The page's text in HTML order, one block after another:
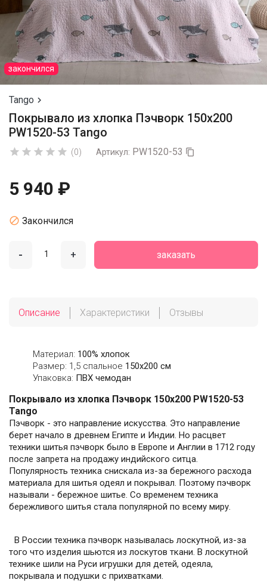
закончился
Tango 
Покрывало из хлопка Пэчворк 150х200
PW1520-53 Tango
     (0) Артикул: PW1520-53 
5 940 ₽
 Закончился
- + заказать
Описание Характеристики Отзывы
Материал: 100% хлопок
Размер: 1,5 спальное 150х200 см
Упаковка: ПВХ чемодан
Покрывало из хлопка Пэчворк 150х200 PW1520-53
Tango
Пэчворк - это направление искусства. Это направление
берет начало в древнем Египте и Индии. Но расцвет
техники шитья пэчворк было в Европе и Англии в 1712 году
после запрета на продажу индийского ситца.
Популярность техника снискала из-за бережного расхода
материала для шитья одеял и покрывал. Поэтому пэчворк
называли - бережное шитье. Со временем техника
бережливого шитья стала популярной по всему миру.
В России техника пэчворк называлась лоскутной, из-за
того что изделия шьются из лоскутов ткани. В лоскутной
технике шили на Руси игрушки для детей, одеяла,
покрывала и подушки с прихватками.